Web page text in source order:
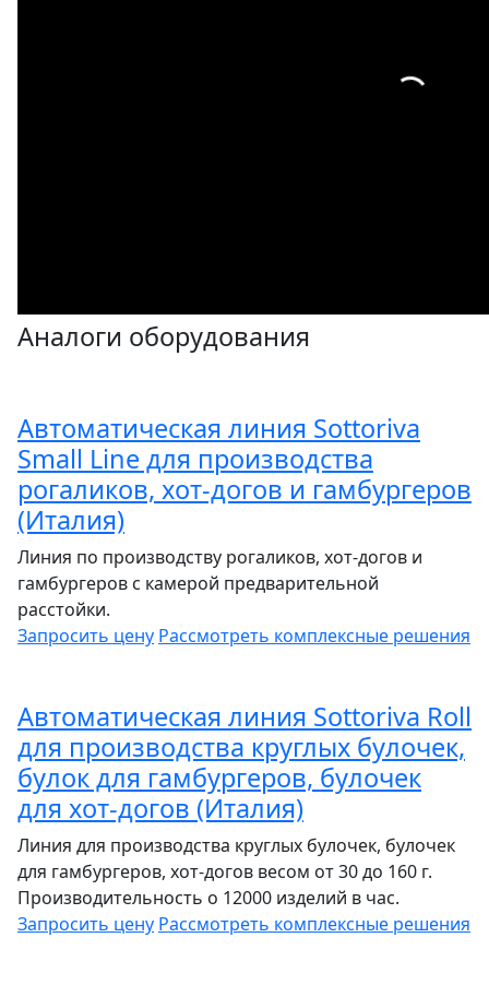
Аналоги оборудования
Автоматическая линия Sottoriva
Small Line для производства
рогаликов, хот-догов и гамбургеров
(Италия)
Линия по производству рогаликов, хот-догов и
гамбургеров с камерой предварительной
расстойки.
Запросить цену Рассмотреть комплексные решения
Автоматическая линия Sottoriva Roll
для производства круглых булочек,
булок для гамбургеров, булочек
для хот-догов (Италия)
Линия для производства круглых булочек, булочек
для гамбургеров, хот-догов весом от 30 до 160 г.
Производительность о 12000 изделий в час.
Запросить цену Рассмотреть комплексные решения